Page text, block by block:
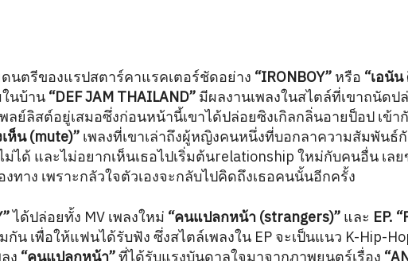
นตรีของแรปสตาร์คาแรคเตอร์ชัดอย่าง “IRONBOY” หรือ “เอนั
นบ้าน “DEF JAM THAILAND” มีผลงานเพลงในสไตล์ที่เขาถนัด
พลย์ลิสต์อยู่เสมอซึ่งก่อนหน้านี้เขาได้ปล่อยซิงเกิลกลิ่นอายป็อป เข้า
ห็น (mute)” เพลงที่เขาเล่าถึงผู้หญิงคนหนึ่งที่บอกลาความสัมพันธ์
ม่ได้ และไม่อยากเห็นเธอไปเริ่มต้นrelationship ใหม่กับคนอื่น เล
งทาง เพราะกลัวใจตัวเองจะกลับไปคิดถึงเธอคนนั้นอีกครั้ง
ได้ปล่อยทั้ง MV เพลงใหม่ “คนแปลกหน้า (strangers)” และ EP.
กัน เพื่อให้แฟนได้รับฟัง ซึ่งสไตล์เพลงใน EP จะเป็นแนว K-Hip-
ง “คนแปลกหน้า”ที่ได้รับแรงบันดาลใจมาจากภาพยนตร์เรื่อง